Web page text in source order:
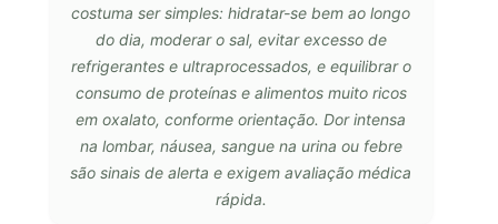
costuma ser simples: hidratar-se bem ao longo
do dia, moderar o sal, evitar excesso de
refrigerantes e ultraprocessados, e equilibrar o
consumo de proteínas e alimentos muito ricos
em oxalato, conforme orientação. Dor intensa
na lombar, náusea, sangue na urina ou febre
são sinais de alerta e exigem avaliação médica
rápida.